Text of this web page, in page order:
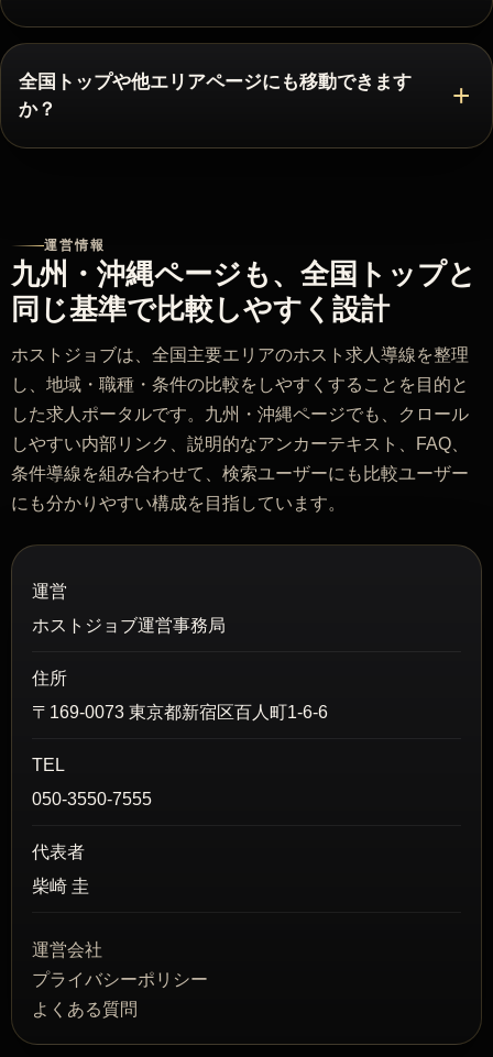
全国トップや他エリアページにも移動できます
か？
運営情報
九州・沖縄ページも、全国トップと
同じ基準で比較しやすく設計
ホストジョブは、全国主要エリアのホスト求人導線を整理
し、地域・職種・条件の比較をしやすくすることを目的と
した求人ポータルです。九州・沖縄ページでも、クロール
しやすい内部リンク、説明的なアンカーテキスト、FAQ、
条件導線を組み合わせて、検索ユーザーにも比較ユーザー
にも分かりやすい構成を目指しています。
運営
ホストジョブ運営事務局
住所
〒169-0073 東京都新宿区百人町1-6-6
TEL
050-3550-7555
代表者
柴崎 圭
運営会社
プライバシーポリシー
よくある質問